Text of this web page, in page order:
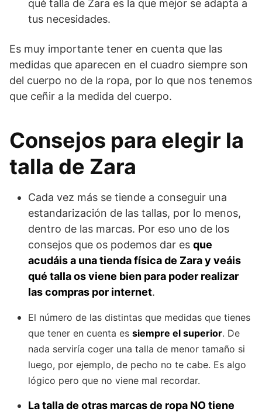
qué talla de Zara es la que mejor se adapta a
tus necesidades.
Es muy importante tener en cuenta que las
medidas que aparecen en el cuadro siempre son
del cuerpo no de la ropa, por lo que nos tenemos
que ceñir a la medida del cuerpo.
Consejos para elegir la
talla de Zara
Cada vez más se tiende a conseguir una
estandarización de las tallas, por lo menos,
dentro de las marcas. Por eso uno de los
consejos que os podemos dar es que
acudáis a una tienda física de Zara y veáis
qué talla os viene bien para poder realizar
las compras por internet.
El número de las distintas que medidas que tienes
que tener en cuenta es siempre el superior. De
nada serviría coger una talla de menor tamaño si
luego, por ejemplo, de pecho no te cabe. Es algo
lógico pero que no viene mal recordar.
La talla de otras marcas de ropa NO tiene